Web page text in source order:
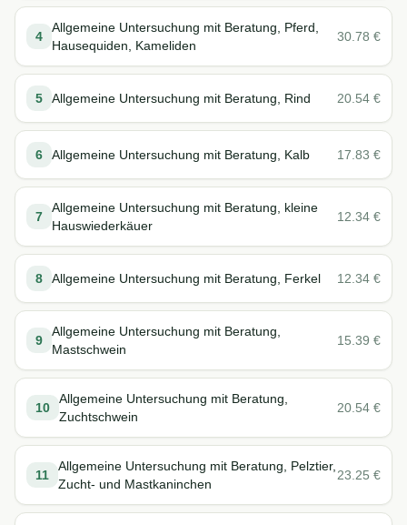
4
Allgemeine Untersuchung mit Beratung, Pferd,
Hausequiden, Kameliden
30.78 €
5 Allgemeine Untersuchung mit Beratung, Rind 20.54 €
6 Allgemeine Untersuchung mit Beratung, Kalb 17.83 €
7
Allgemeine Untersuchung mit Beratung, kleine
Hauswiederkäuer
12.34 €
8 Allgemeine Untersuchung mit Beratung, Ferkel 12.34 €
9
Allgemeine Untersuchung mit Beratung,
Mastschwein
15.39 €
10
Allgemeine Untersuchung mit Beratung,
Zuchtschwein
20.54 €
11
Allgemeine Untersuchung mit Beratung, Pelztier,
Zucht- und Mastkaninchen
23.25 €